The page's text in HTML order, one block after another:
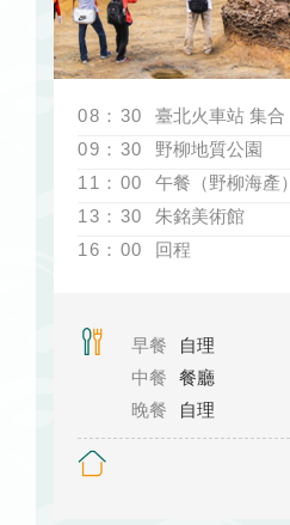
08：30
臺北火車站 集合
09：30
野柳地質公園
11：00
午餐（野柳海產）
13：30
朱銘美術館
16：00
回程
早餐
自理
中餐
餐廳
晚餐
自理